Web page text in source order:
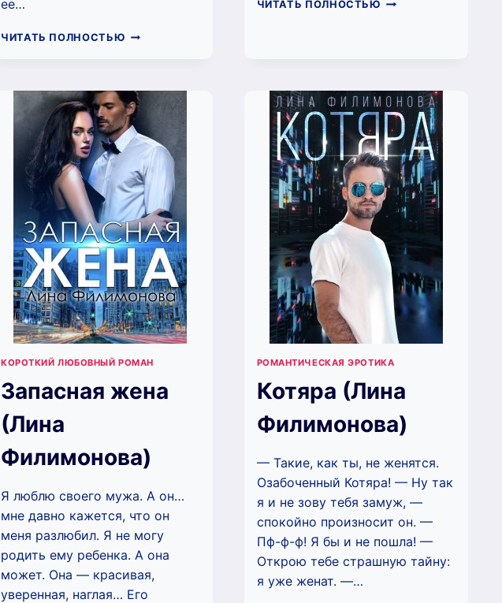
ее…
ЧИТАТЬ ПОЛНОСТЬЮ ТЕСТ
ФИЛИМОНОВА)
ЧИТАТЬ ПОЛНОСТЬЮ
КОРОТКИЙ ЛЮБОВНЫЙ РОМАН
Запасная жена
(Лина
Филимонова)
Я люблю своего мужа. А он…
мне давно кажется, что он
меня разлюбил. Я не могу
родить ему ребенка. А она
может. Она — красивая,
уверенная, наглая… Его
РОМАНТИЧЕСКАЯ ЭРОТИКА
Котяра (Лина
Филимонова)
— Такие, как ты, не женятся.
Озабоченный Котяра! — Ну так
я и не зову тебя замуж, —
спокойно произносит он. —
Пф-ф-ф! Я бы и не пошла! —
Открою тебе страшную тайну:
я уже женат. —…